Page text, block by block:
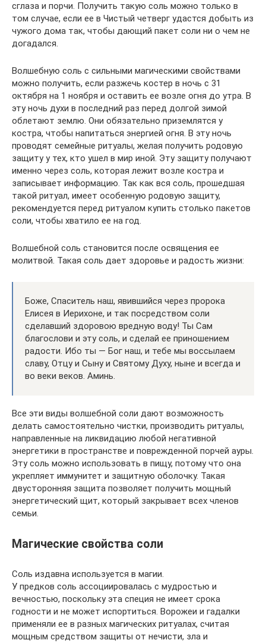
сглаза и порчи. Получить такую соль можно только в
том случае, если ее в Чистый четверг удастся добыть из
чужого дома так, чтобы дающий пакет соли ни о чем не
догадался.
Волшебную соль с сильными магическими свойствами
можно получить, если разжечь костер в ночь с 31
октября на 1 ноября и оставить ее возле огня до утра. В
эту ночь духи в последний раз перед долгой зимой
облетают землю. Они обязательно приземлятся у
костра, чтобы напитаться энергией огня. В эту ночь
проводят семейные ритуалы, желая получить родовую
защиту у тех, кто ушел в мир иной. Эту защиту получают
именно через соль, которая лежит возле костра и
записывает информацию. Так как вся соль, прошедшая
такой ритуал, имеет особенную родовую защиту,
рекомендуется перед ритуалом купить столько пакетов
соли, чтобы хватило ее на год.
Волшебной соль становится после освящения ее
молитвой. Такая соль дает здоровье и радость жизни:
Боже, Спаситель наш, явившийся через пророка
Елисея в Иерихоне, и так посредством соли
сделавший здоровою вредную воду! Ты Сам
благослови и эту соль, и сделай ее приношением
радости. Ибо ты — Бог наш, и тебе мы воссылаем
славу, Отцу и Сыну и Святому Духу, ныне и всегда и
во веки веков. Аминь.
Все эти виды волшебной соли дают возможность
делать самостоятельно чистки, производить ритуалы,
направленные на ликвидацию любой негативной
энергетики в пространстве и поврежденной порчей ауры.
Эту соль можно использовать в пищу, потому что она
укрепляет иммунитет и защитную оболочку. Такая
двусторонняя защита позволяет получить мощный
энергетический щит, который закрывает всех членов
семьи.
Магические свойства соли
Соль издавна используется в магии.
У предков соль ассоциировалась с мудростью и
вечностью, поскольку эта специя не имеет срока
годности и не может испортиться. Ворожеи и гадалки
применяли ее в разных магических ритуалах, считая
мощным средством защиты от нечисти, зла и